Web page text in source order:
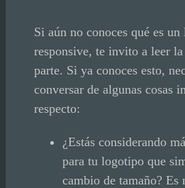
Si aún no conoces qué es
responsive, te invito a leer
parte. Si ya conoces esto,
conversar de algunas cosas
respecto:
¿Estás considerando
para tu logotipo que
cambio de tamaño? Es